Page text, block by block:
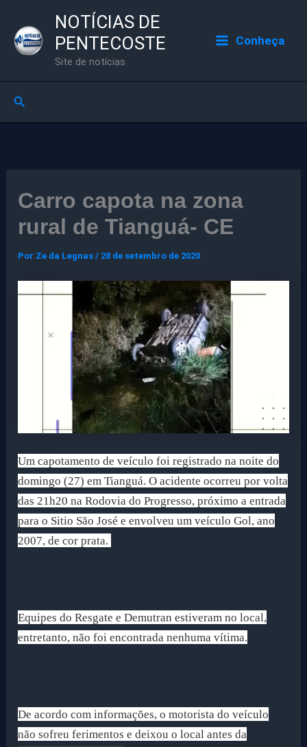
para
NOTÍCIAS DE
PENTECOSTE
Site de notícias
Conheça
Pesquisar
Carro capota na zona
rural de Tianguá- CE
Por Ze da Legnas/ 28 de setembro de 2020
Um capotamento de veículo foi registrado na noite do
domingo (27) em Tianguá. O acidente ocorreu por volta
das 21h20 na Rodovia do Progresso, próximo a entrada
para o Sitio São José e envolveu um veículo Gol, ano
2007, de cor prata.
Equipes do Resgate e Demutran estiveram no local,
entretanto, não foi encontrada nenhuma vítima.
De acordo com informações, o motorista do veículo
não sofreu ferimentos e deixou o local antes da